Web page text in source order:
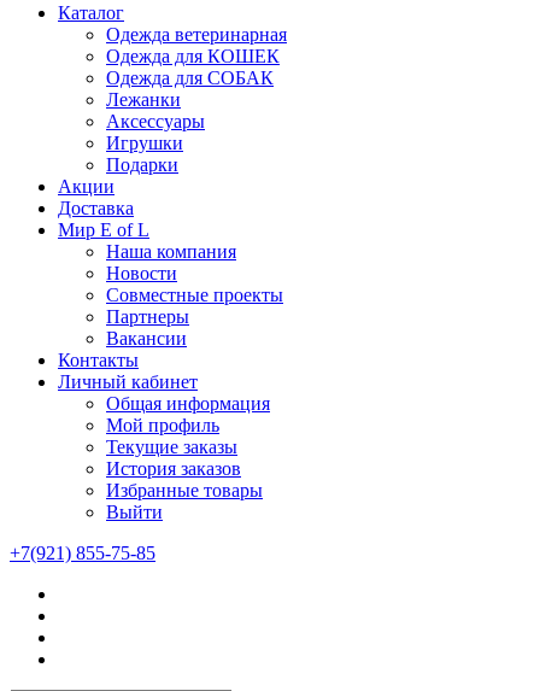
Каталог
Одежда ветеринарная
Одежда для КОШЕК
Одежда для СОБАК
Лежанки
Аксессуары
Игрушки
Подарки
Акции
Доставка
Мир E of L
Наша компания
Новости
Совместные проекты
Партнеры
Вакансии
Контакты
Личный кабинет
Общая информация
Мой профиль
Текущие заказы
История заказов
Избранные товары
Выйти
+7(921) 855-75-85